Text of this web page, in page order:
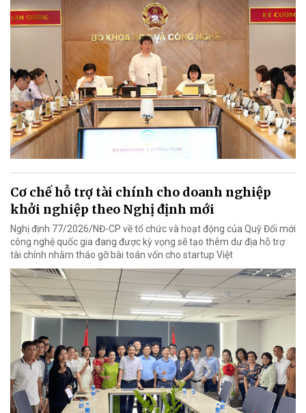
Cơ chế hỗ trợ tài chính cho doanh nghiệp
khởi nghiệp theo Nghị định mới
Nghị định 77/2026/NĐ-CP về tổ chức và hoạt động của Quỹ Đổi mới
công nghệ quốc gia đang được kỳ vọng sẽ tạo thêm dư địa hỗ trợ
tài chính nhằm tháo gỡ bài toán vốn cho startup Việt